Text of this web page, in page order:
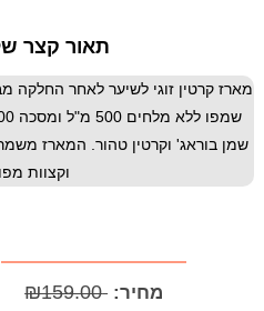
תאור קצר
שמן בוראג' וקרטין טהור. המארז
וקצוות
מחיר: ₪159.00